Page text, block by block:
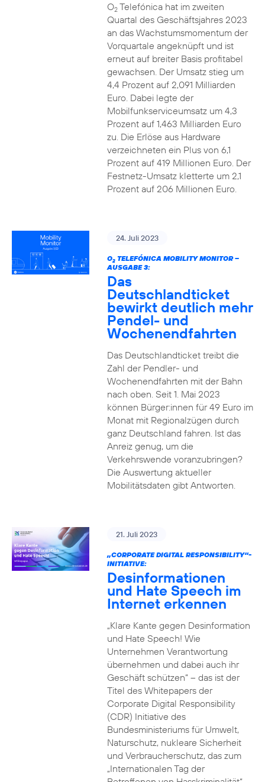
O2Telefónica hat im zweiten
Quartal des Geschäftsjahres 2023
an das Wachstumsmomentum der
Vorquartale angeknüpft und ist
erneut auf breiter Basis profitabel
gewachsen. Der Umsatz stieg um
4,4 Prozent auf 2,091 Milliarden
Euro. Dabei legte der
Mobilfunkserviceumsatz um 4,3
Prozent auf 1,463 Milliarden Euro
zu. Die Erlöse aus Hardware
verzeichneten ein Plus von 6,1
Prozent auf 419 Millionen Euro. Der
Festnetz-Umsatz kletterte um 2,1
Prozent auf 206 Millionen Euro.
24. Juli 2023
O2TELEFÓNICA MOBILITY MONITOR –
AUSGABE 3:
Das
Deutschlandticket
bewirkt deutlich mehr
Pendel- und
Wochenendfahrten
Das Deutschlandticket treibt die
Zahl der Pendler- und
Wochenendfahrten mit der Bahn
nach oben. Seit 1. Mai 2023
können Bürger:innen für 49 Euro im
Monat mit Regionalzügen durch
ganz Deutschland fahren. Ist das
Anreiz genug, um die
Verkehrswende voranzubringen?
Die Auswertung aktueller
Mobilitätsdaten gibt Antworten.
21. Juli 2023
„CORPORATE DIGITAL RESPONSIBILITY“-
INITIATIVE:
Desinformationen
und Hate Speech im
Internet erkennen
„Klare Kante gegen Desinformation
und Hate Speech! Wie
Unternehmen Verantwortung
übernehmen und dabei auch ihr
Geschäft schützen“ – das ist der
Titel des Whitepapers der
Corporate Digital Responsibility
(CDR) Initiative des
Bundesministeriums für Umwelt,
Naturschutz, nukleare Sicherheit
und Verbraucherschutz, das zum
„Internationalen Tag der